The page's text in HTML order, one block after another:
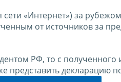
«Интернет») за
от источников за
РФ, то с полученного
представить декларацию